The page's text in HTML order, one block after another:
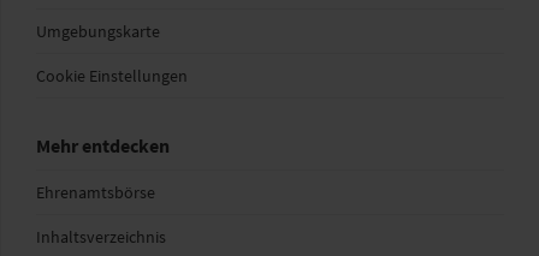
Umgebungskarte
Cookie Einstellungen
Mehr entdecken
Ehrenamtsbörse
Inhaltsverzeichnis